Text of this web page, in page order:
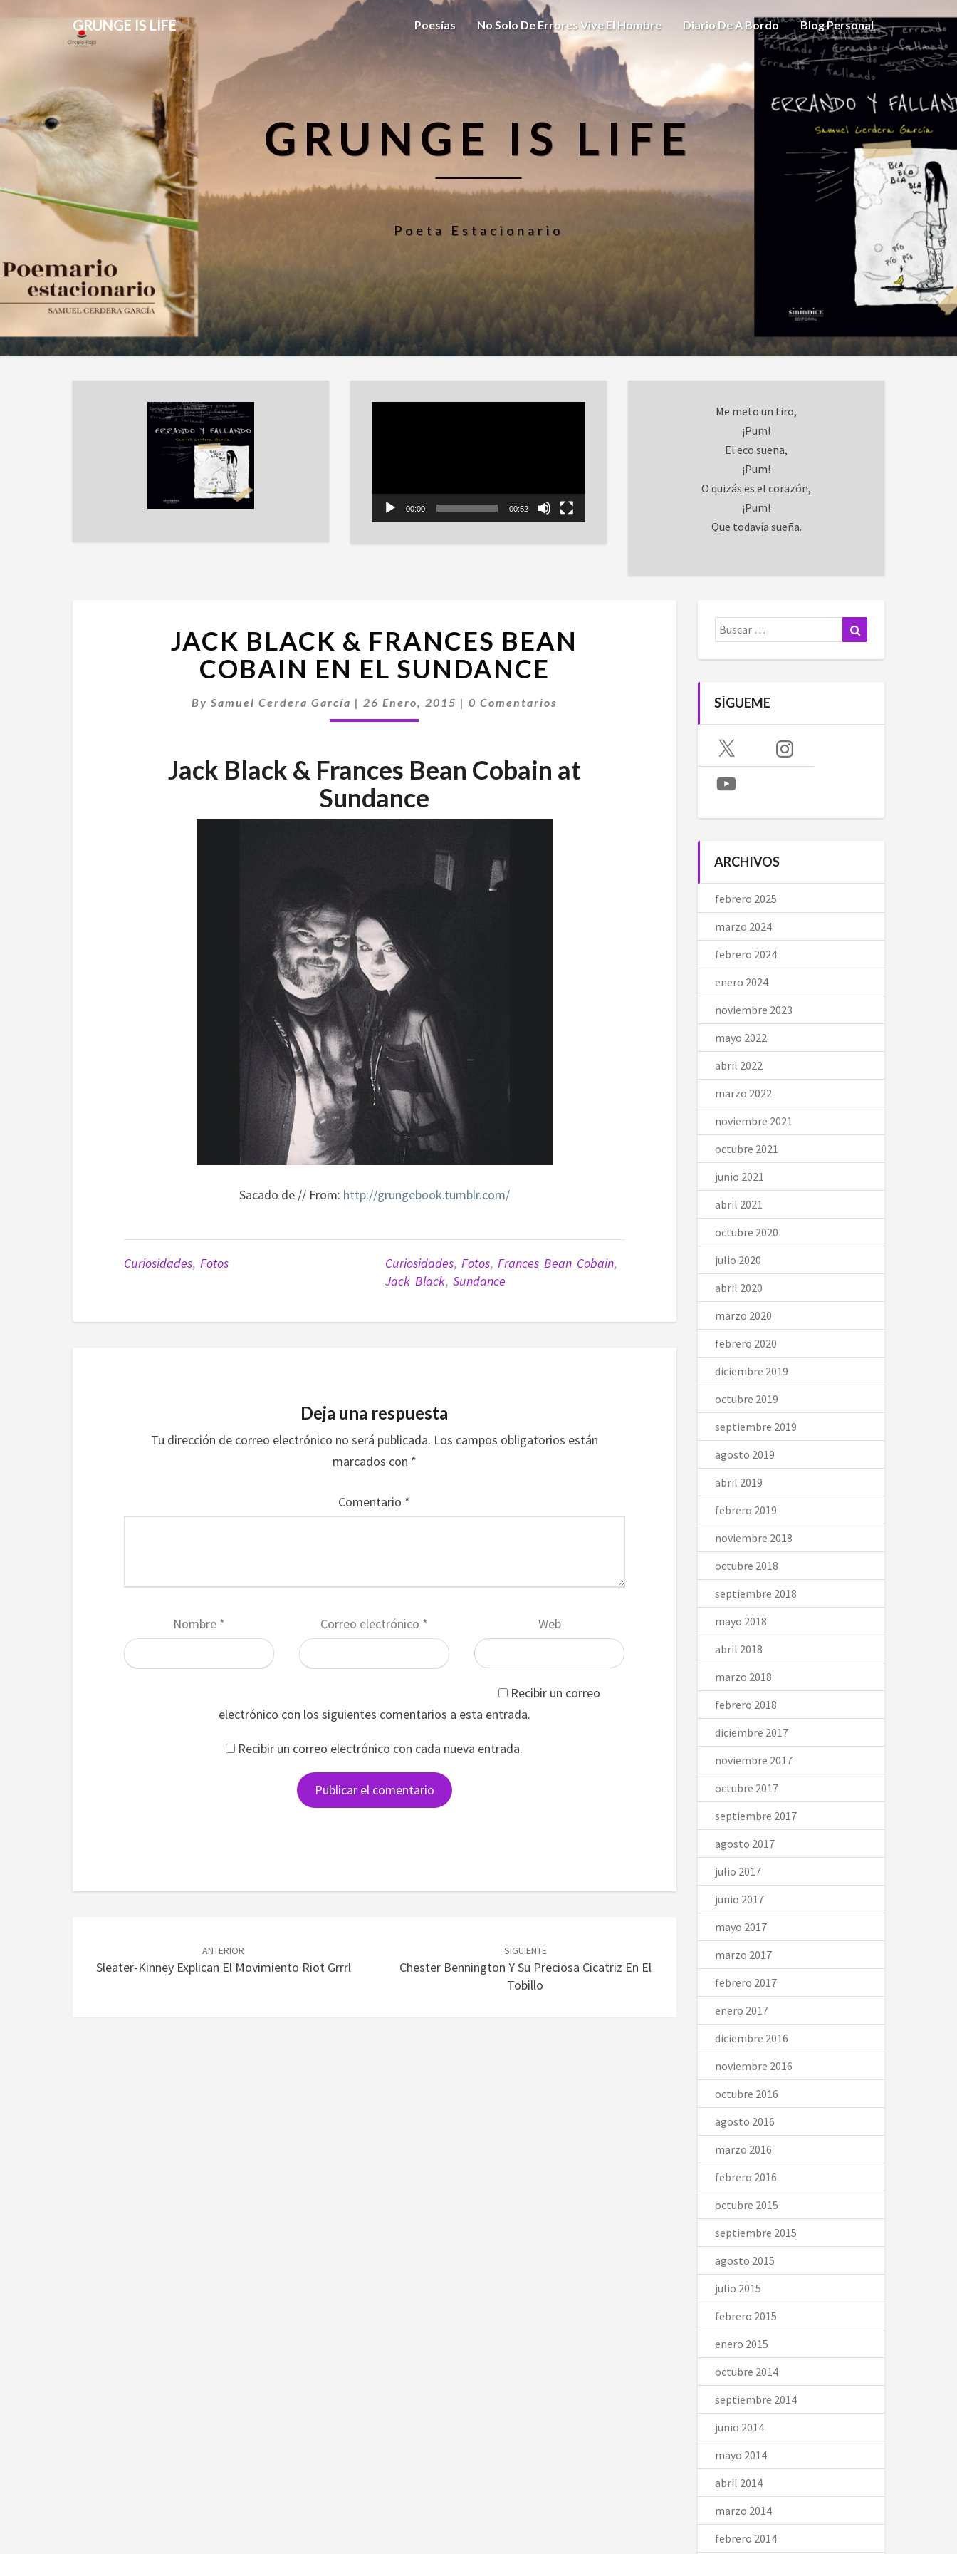
GRUNGE IS LIFE Poesías No Solo De Errores Vive El Hombre Diario De A Bordo Blog Personal
GRUNGE IS LIFE
Poeta Estacionario
00:00 00:52
Me meto un tiro,
¡Pum!
El eco suena,
¡Pum!
O quizás es el corazón,
¡Pum!
Que todavía sueña.
BLACK
&
FRANCES
COBAIN
SUNDANCE
JACK BLACK & FRANCES BEAN
COBAIN EN EL SUNDANCE
BySamuel Cerdera García | 26 Enero, 2015 |Comentarios
0 Comentarios
Jack Black & Frances Bean Cobain at
Sundance
Sacado de // From: http://grungebook.tumblr.com/
Curiosidades, Fotos Curiosidades, Fotos, Frances Bean Cobain,
Jack Black, Sundance
Deja una respuesta
Tu dirección de correo electrónico no será publicada. Los campos obligatorios están
marcados con *
Comentario *
Nombre * Correo electrónico * Web
Recibir un correo
electrónico con los siguientes comentarios a esta entrada.
Recibir un correo electrónico con cada nueva entrada.
entradas
ANTERIOR
Sleater-Kinney Explican El Movimiento Riot Grrrl
SIGUIENTE
Chester Bennington Y Su Preciosa Cicatriz En El
Tobillo
Buscar:
SÍGUEME
X Instagram
YouTube
ARCHIVOS
febrero 2025
marzo 2024
febrero 2024
enero 2024
noviembre 2023
mayo 2022
abril 2022
marzo 2022
noviembre 2021
octubre 2021
junio 2021
abril 2021
octubre 2020
julio 2020
abril 2020
marzo 2020
febrero 2020
diciembre 2019
octubre 2019
septiembre 2019
agosto 2019
abril 2019
febrero 2019
noviembre 2018
octubre 2018
septiembre 2018
mayo 2018
abril 2018
marzo 2018
febrero 2018
diciembre 2017
noviembre 2017
octubre 2017
septiembre 2017
agosto 2017
julio 2017
junio 2017
mayo 2017
marzo 2017
febrero 2017
enero 2017
diciembre 2016
noviembre 2016
octubre 2016
agosto 2016
marzo 2016
febrero 2016
octubre 2015
septiembre 2015
agosto 2015
julio 2015
febrero 2015
enero 2015
octubre 2014
septiembre 2014
junio 2014
mayo 2014
abril 2014
marzo 2014
febrero 2014